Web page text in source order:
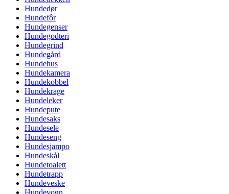
Hundedør
Hundefôr
Hundegenser
Hundegodteri
Hundegrind
Hundegård
Hundehus
Hundekamera
Hundekobbel
Hundekrage
Hundeleker
Hundepute
Hundesaks
Hundesele
Hundeseng
Hundesjampo
Hundeskål
Hundetoalett
Hundetrapp
Hundeveske
Hundevogn